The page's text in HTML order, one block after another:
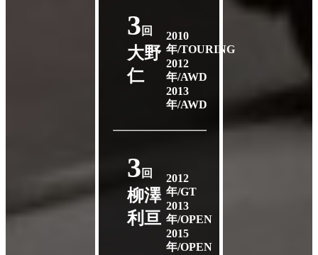
3 回
大野
仁
2010
年/TOURING
2012
年/AWD
2013
年/AWD
3 回
柳澤
利亘
2012
年/GT
2013
年/OPEN
2015
年/OPEN